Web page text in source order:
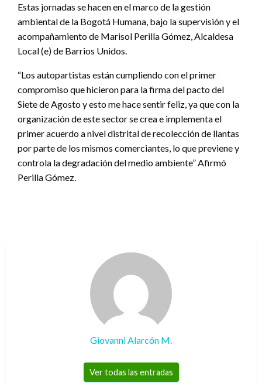
Estas jornadas se hacen en el marco de la gestión
ambiental de la Bogotá Humana, bajo la supervisión y el
acompañamiento de Marisol Perilla Gómez, Alcaldesa
Local (e) de Barrios Unidos.
“Los autopartistas están cumpliendo con el primer
compromiso que hicieron para la firma del pacto del
Siete de Agosto y esto me hace sentir feliz, ya que con la
organización de este sector se crea e implementa el
primer acuerdo a nivel distrital de recolección de llantas
por parte de los mismos comerciantes, lo que previene y
controla la degradación del medio ambiente” Afirmó
Perilla Gómez.
Giovanni Alarcón M.
Ver todas las entradas